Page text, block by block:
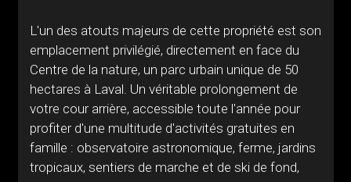
L'un des atouts majeurs de cette propriété est son
emplacement privilégié, directement en face du
Centre de la nature, un parc urbain unique de 50
hectares à Laval. Un véritable prolongement de
votre cour arrière, accessible toute l'année pour
profiter d'une multitude d'activités gratuites en
famille : observatoire astronomique, ferme, jardins
tropicaux, sentiers de marche et de ski de fond,